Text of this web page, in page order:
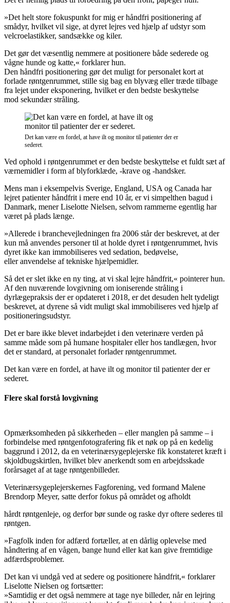
»Det helt store fokuspunkt for mig er håndfri positionering af
smådyr, hvilket vil sige, at dyret lejres ved hjælp af udstyr som
velcroelastikker, sandsække og kiler.
Det gør det væsentlig nemmere at positionere både sederede og
vågne hunde og katte,« forklarer hun.
Den håndfri positionering gør det muligt for personalet kort at
forlade røntgenrummet, stille sig bag en blyvæg eller træde tilbage
fra lejet under eksponering, hvilket er den bedste beskyttelse
mod sekundær stråling.
Det kan være en fordel, at have ilt og monitor til patienter der er
sederet.
Ved ophold i røntgenrummet er den bedste beskyttelse et fuldt sæt af
værnemidler i form af blyforklæde, -krave og -handsker.
Mens man i eksempelvis Sverige, England, USA og Canada har
lejret patienter håndfrit i mere end 10 år, er vi simpelthen bagud i
Danmark, mener Liselotte Nielsen, selvom rammerne egentlig har
været på plads længe.
»Allerede i branchevejledningen fra 2006 står der beskrevet, at der
kun må anvendes personer til at holde dyret i røntgenrummet, hvis
dyret ikke kan immobiliseres ved sedation, bedøvelse,
eller anvendelse af tekniske hjælpemidler.
Så det er slet ikke en ny ting, at vi skal lejre håndfrit,« pointerer hun.
Af den nuværende lovgivning om ioniserende stråling i
dyrlægepraksis der er opdateret i 2018, er det desuden helt tydeligt
beskrevet, at dyrene så vidt muligt skal immobiliseres ved hjælp af
positioneringsudstyr.
Det er bare ikke blevet indarbejdet i den veterinære verden på
samme måde som på humane hospitaler eller hos tandlægen, hvor
det er standard, at personalet forlader røntgenrummet.
Det kan være en fordel, at have ilt og monitor til patienter der er
sederet.
Flere skal forstå lovgivning
Opmærksomheden på sikkerheden – eller manglen på samme – i
forbindelse med røntgenfotografering fik et nøk op på en kedelig
baggrund i 2012, da en veterinærsygeplejerske fik konstateret kræft i
skjoldbugskirtlen, hvilket blev anerkendt som en arbejdsskade
forårsaget af at tage røntgenbilleder.
Veterinærsygeplejerskernes Fagforening, ved formand Malene
Brendorp Meyer, satte derfor fokus på området og afholdt
hårdt røntgenleje, og derfor bør sunde og raske dyr oftere sederes til
røntgen.
»Fagfolk inden for adfærd fortæller, at en dårlig oplevelse med
håndtering af en vågen, bange hund eller kat kan give fremtidige
adfærdsproblemer.
Det kan vi undgå ved at sedere og positionere håndfrit,« forklarer
Liselotte Nielsen og fortsætter:
»Samtidig er det også nemmere at tage nye billeder, når en lejring